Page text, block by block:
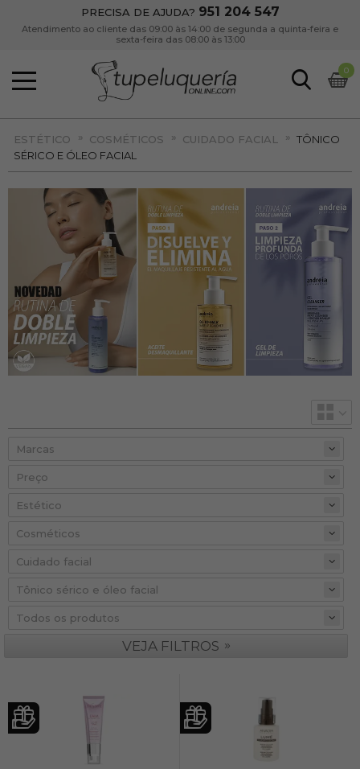
PRECISA DE AJUDA? 951 204 547
Atendimento ao cliente das 09:00 às 14:00 de segunda a quinta-feira e
sexta-feira das 08:00 às 13:00
0
ESTÉTICO » COSMÉTICOS » CUIDADO FACIAL » TÔNICO
SÉRICO E ÓLEO FACIAL
Preço
VEJA FILTROS »